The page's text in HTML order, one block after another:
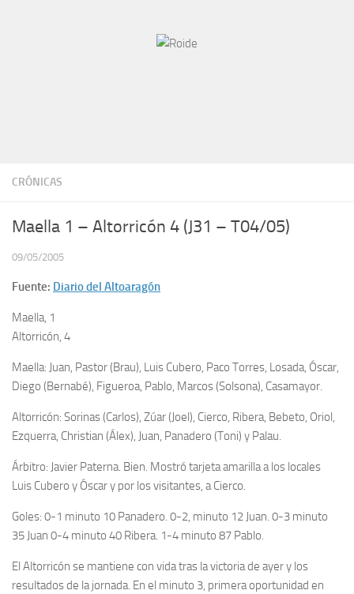
CRÓNICAS
Maella 1 – Altorricón 4 (J31 – T04/05)
09/05/2005
Fuente: Diario del Altoaragón
Maella, 1
Altorricón, 4
Maella: Juan, Pastor (Brau), Luis Cubero, Paco Torres, Losada, Óscar,
Diego (Bernabé), Figueroa, Pablo, Marcos (Solsona), Casamayor.
Altorricón: Sorinas (Carlos), Zúar (Joel), Cierco, Ribera, Bebeto, Oriol,
Ezquerra, Christian (Álex), Juan, Panadero (Toni) y Palau.
Árbitro: Javier Paterna. Bien. Mostró tarjeta amarilla a los locales
Luis Cubero y Óscar y por los visitantes, a Cierco.
Goles: 0-1 minuto 10 Panadero. 0-2, minuto 12 Juan. 0-3 minuto
35 Juan 0-4 minuto 40 Ribera. 1-4 minuto 87 Pablo.
El Altorricón se mantiene con vida tras la victoria de ayer y los
resultados de la jornada. En el minuto 3, primera oportunidad en